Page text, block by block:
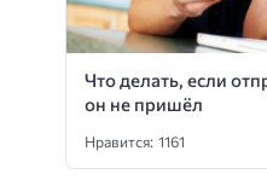
Что делать, если
он не пришёл
Нравится: 1161